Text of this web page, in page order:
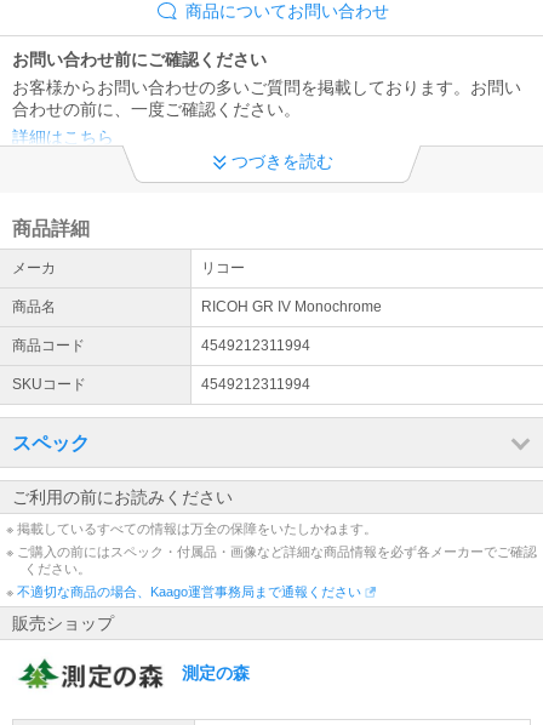
商品についてお問い合わせ
お問い合わせ前にご確認ください
お客様からお問い合わせの多いご質問を掲載しております。お問い
合わせの前に、一度ご確認ください。
詳細はこちら
領収書及びインボイス制度への対応について
です。 領収書は商品の出荷後、下記URLより発行下さい※代金引換
を除く https://kaago.com/order/receipt/
電話お問い合わせ窓口休止について
※現在、対応履歴の保存のため、お電話でのお問い合わせの対応が出
来ない状態でございます。 ※恐れ入りますが、お問い合わせにつき
ましては問い合わせフォーマットよりお願いいたします。
つづきを読む
商品詳細
メーカ リコー
商品名 RICOH GR IV Monochrome
商品コード 4549212311994
SKUコード 4549212311994
スペック
ご利用の前にお読みください
※ 掲載しているすべての情報は万全の保障をいたしかねます。
※ ご購入の前にはスペック・付属品・画像など詳細な商品情報を必ず各メーカーでご確認
ください。
※ 不適切な商品の場合、Kaago運営事務局まで通報ください
販売ショップ
測定の森